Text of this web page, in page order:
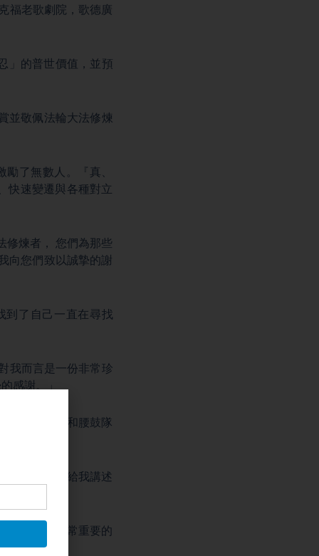
福老歌劇院，歌德廣
」的普世價值，並預
並敬佩法輪大法修煉
了無數人。『真、
快速變遷與各種對立
修煉者， 您們為那些
向您們致以誠摯的謝
到了自己一直在尋找
我而言是一份非常珍
感謝。」
相，舞龍隊和腰鼓隊
誠，剛才也給我講述
這些都是非常重要的